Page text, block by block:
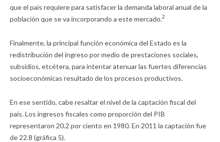
que el país requiere para satisfacer la demanda laboral anual de la
población que se va incorporando a este mercado.2
Finalmente, la principal función económica del Estado es la
redistribución del ingreso por medio de prestaciones sociales,
subsidios, etcétera, para intentar atenuar las fuertes diferencias
socioeconómicas resultado de los procesos productivos.
En ese sentido, cabe resaltar el nivel de la captación fiscal del
país. Los ingresos fiscales como proporción del PIB
representaron 20.2 por ciento en 1980. En 2011 la captación fue
de 22.8 (gráfica 5).